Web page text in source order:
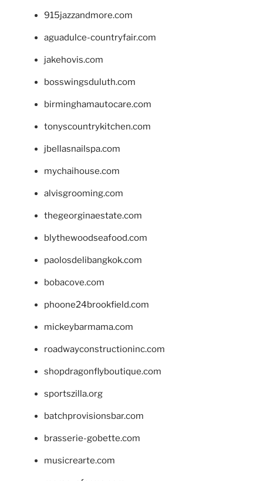
915jazzandmore.com
aguadulce-countryfair.com
jakehovis.com
bosswingsduluth.com
birminghamautocare.com
tonyscountrykitchen.com
jbellasnailspa.com
mychaihouse.com
alvisgrooming.com
thegeorginaestate.com
blythewoodseafood.com
paolosdelibangkok.com
bobacove.com
phoone24brookfield.com
mickeybarmama.com
roadwayconstructioninc.com
shopdragonflyboutique.com
sportszilla.org
batchprovisionsbar.com
brasserie-gobette.com
musicrearte.com